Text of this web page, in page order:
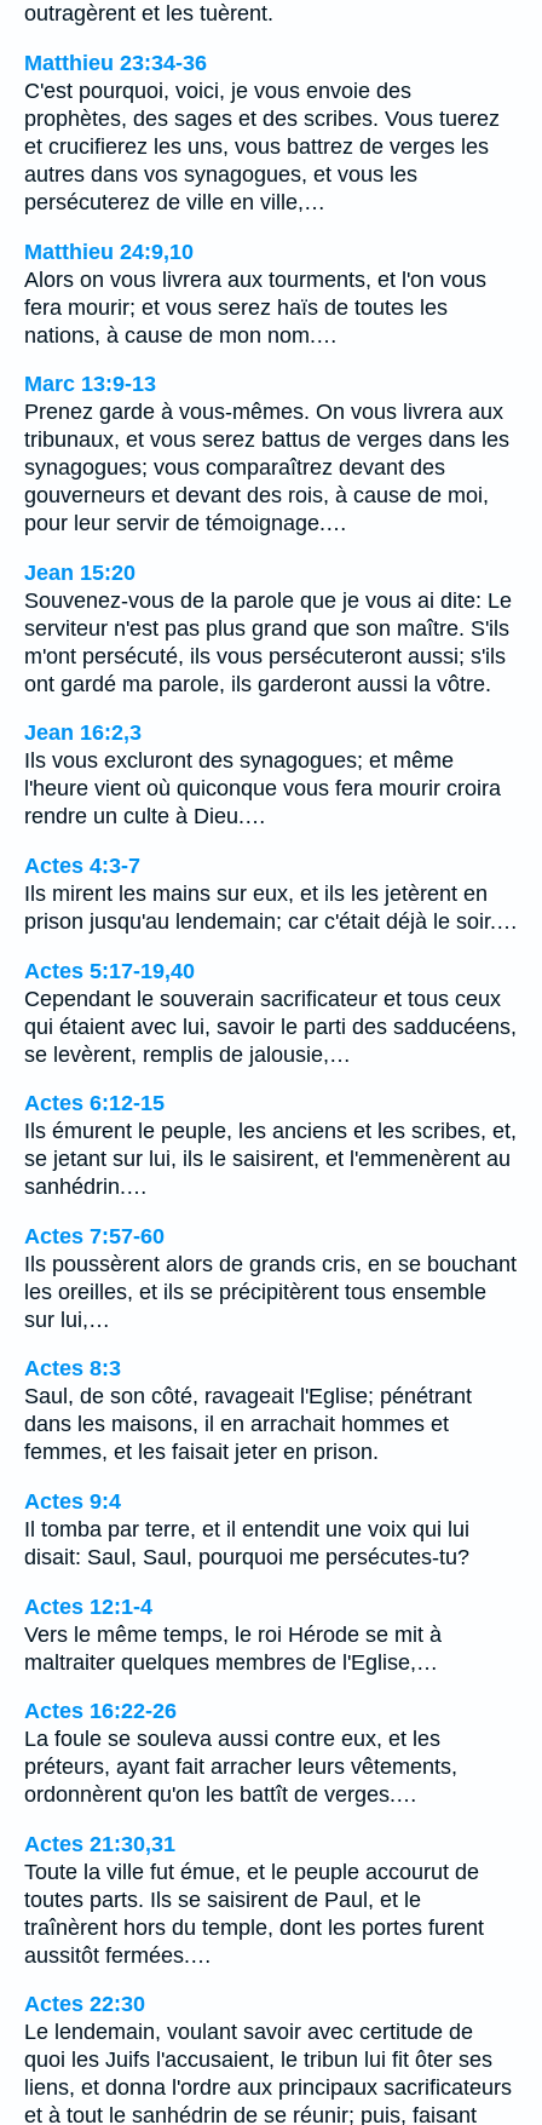
outragèrent et les tuèrent.
Matthieu 23:34-36
C'est pourquoi, voici, je vous envoie des
prophètes, des sages et des scribes. Vous tuerez
et crucifierez les uns, vous battrez de verges les
autres dans vos synagogues, et vous les
persécuterez de ville en ville,…
Matthieu 24:9,10
Alors on vous livrera aux tourments, et l'on vous
fera mourir; et vous serez haïs de toutes les
nations, à cause de mon nom.…
Marc 13:9-13
Prenez garde à vous-mêmes. On vous livrera aux
tribunaux, et vous serez battus de verges dans les
synagogues; vous comparaîtrez devant des
gouverneurs et devant des rois, à cause de moi,
pour leur servir de témoignage.…
Jean 15:20
Souvenez-vous de la parole que je vous ai dite: Le
serviteur n'est pas plus grand que son maître. S'ils
m'ont persécuté, ils vous persécuteront aussi; s'ils
ont gardé ma parole, ils garderont aussi la vôtre.
Jean 16:2,3
Ils vous excluront des synagogues; et même
l'heure vient où quiconque vous fera mourir croira
rendre un culte à Dieu.…
Actes 4:3-7
Ils mirent les mains sur eux, et ils les jetèrent en
prison jusqu'au lendemain; car c'était déjà le soir.…
Actes 5:17-19,40
Cependant le souverain sacrificateur et tous ceux
qui étaient avec lui, savoir le parti des sadducéens,
se levèrent, remplis de jalousie,…
Actes 6:12-15
Ils émurent le peuple, les anciens et les scribes, et,
se jetant sur lui, ils le saisirent, et l'emmenèrent au
sanhédrin.…
Actes 7:57-60
Ils poussèrent alors de grands cris, en se bouchant
les oreilles, et ils se précipitèrent tous ensemble
sur lui,…
Actes 8:3
Saul, de son côté, ravageait l'Eglise; pénétrant
dans les maisons, il en arrachait hommes et
femmes, et les faisait jeter en prison.
Actes 9:4
Il tomba par terre, et il entendit une voix qui lui
disait: Saul, Saul, pourquoi me persécutes-tu?
Actes 12:1-4
Vers le même temps, le roi Hérode se mit à
maltraiter quelques membres de l'Eglise,…
Actes 16:22-26
La foule se souleva aussi contre eux, et les
préteurs, ayant fait arracher leurs vêtements,
ordonnèrent qu'on les battît de verges.…
Actes 21:30,31
Toute la ville fut émue, et le peuple accourut de
toutes parts. Ils se saisirent de Paul, et le
traînèrent hors du temple, dont les portes furent
aussitôt fermées.…
Actes 22:30
Le lendemain, voulant savoir avec certitude de
quoi les Juifs l'accusaient, le tribun lui fit ôter ses
liens, et donna l'ordre aux principaux sacrificateurs
et à tout le sanhédrin de se réunir; puis, faisant